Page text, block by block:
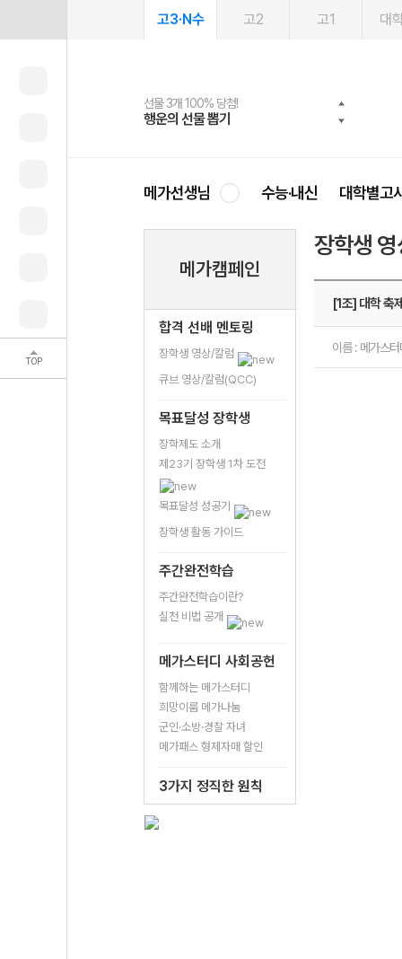
TOP
고3·N수 고2 고1 대
선물 3개 100% 당첨!
행운의 선물 뽑기
선물 100% 증정!
메가스터디 X 올리브
여름방학 스터디 캐시백
메가런 썸머스쿨
2027 러셀 단과
강사 공개선발
스마트러닝앱
설문 EVENT
메가패스
3일 무료 체험권
메가패스 수강생 무료혜택!
메가클럽 멤버십
사회공헌 캠페인
희망이룸 메가나눔
메가선생님 수능·내신 대학별고
메가캠페인
합격 선배 멘토링
장학생 영상/칼럼
큐브 영상/칼럼(QCC)
목표달성 장학생
장학제도 소개
제23기 장학생 1차 도전
목표달성 성공기
장학생 활동 가이드
주간완전학습
주간완전학습이란?
실천 비법 공개
메가스터디 사회공헌
함께하는 메가스터디
희망이룸 메가나눔
군인·소방·경찰 자녀
메가패스 형제자매 할인
3가지 정직한 원칙
장학생
[1조] 대학 축
이름 : 메가스